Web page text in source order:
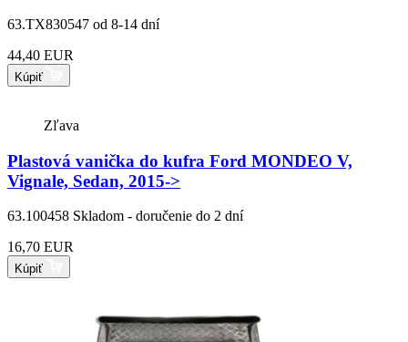
63.TX830547 od 8-14 dní
44,40 EUR
Kúpiť
Zľava
Plastová vanička do kufra Ford MONDEO V,
Vignale, Sedan, 2015->
63.100458 Skladom - doručenie do 2 dní
16,70 EUR
Kúpiť